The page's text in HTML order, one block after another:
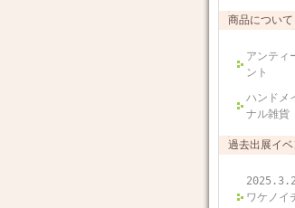
商品について
アンティ
ント
ハンドメ
ナル雑貨
過去出展イベ
ワケノ